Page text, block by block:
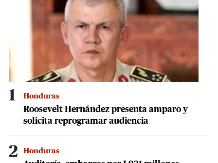
1 Honduras
Roosevelt Hernández presenta amparo y
solicita reprogramar audiencia
2 Honduras